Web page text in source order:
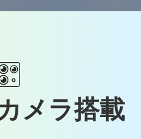
メラ搭載